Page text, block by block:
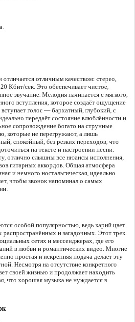
отличным качеством: стерео,
Кбит/сек. Это обеспечивает чистое,
звучание. Мелодия начинается с мягкого,
вступления, которое создаёт ощущение
голос — бархатный, глубокий, с
передаёт состояние влюблённости и
сопровождение богато на струнные
которые не перегружают, а лишь
спокойный, без резких переходов, что
на тексте и настроении песни.
отлично слышны все нюансы исполнения,
гитарных аккордов. Общая атмосфера
и немного ностальгическая, идеально
чтобы звонок напоминал о самых
особой популярностью, ведь карий цвет
распространённых и загадочных. Этот трек
сетях и мессенджерах, где его
в любви и романтических видео. Многие
простая и искренняя подача делает эту
Несмотря на отсутствие конкретного
своей жизнью и продолжает находить
что хорошая музыка не нуждается в